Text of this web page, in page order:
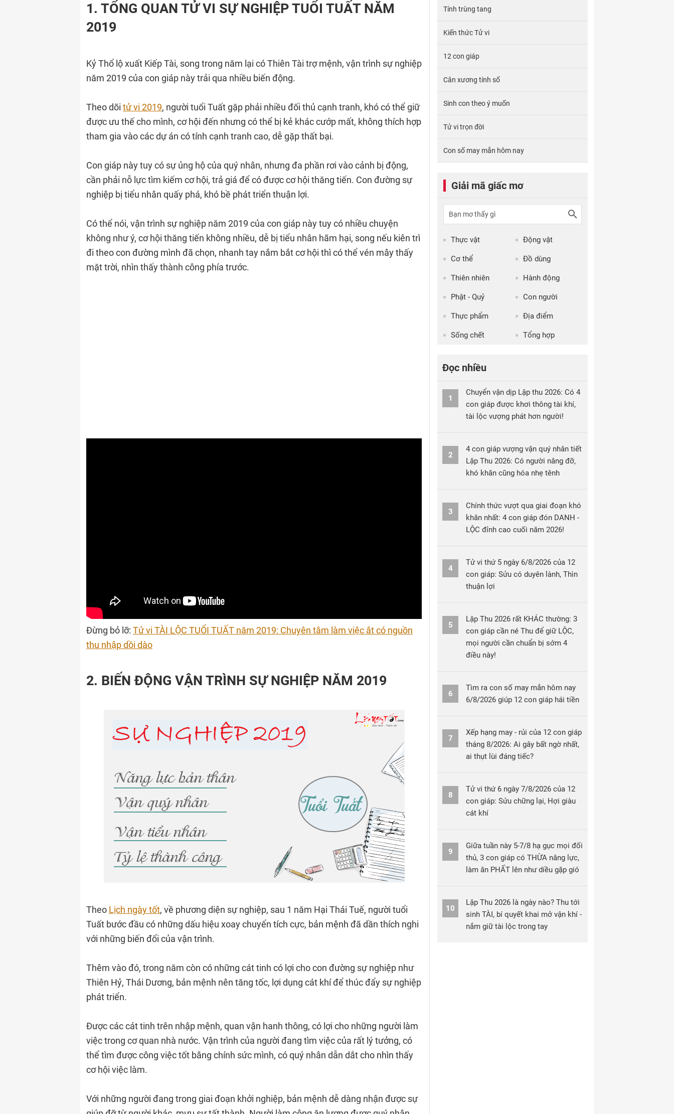
1. TỔNG QUAN TỬ VI SỰ NGHIỆP TUỔI TUẤT NĂM
2019
Kỷ Thổ lộ xuất Kiếp Tài, song trong năm lại có Thiên Tài trợ mệnh, vận trình sự nghiệp
năm 2019 của con giáp này trải qua nhiều biến động.
Theo dõi tử vi 2019, người tuổi Tuất gặp phải nhiều đối thủ cạnh tranh, khó có thể giữ
được ưu thế cho mình, cơ hội đến nhưng có thể bị kẻ khác cướp mất, không thích hợp
tham gia vào các dự án có tính cạnh tranh cao, dễ gặp thất bại.
Con giáp này tuy có sự ủng hộ của quý nhân, nhưng đa phần rơi vào cảnh bị động,
cần phải nỗ lực tìm kiếm cơ hội, trả giá để có được cơ hội thăng tiến. Con đường sự
nghiệp bị tiểu nhân quấy phá, khó bề phát triển thuận lợi.
Có thể nói, vận trình sự nghiệp năm 2019 của con giáp này tuy có nhiều chuyện
không như ý, cơ hội thăng tiến không nhiều, dễ bị tiểu nhân hãm hại, song nếu kiên trì
đi theo con đường mình đã chọn, nhanh tay nắm bắt cơ hội thì có thể vén mây thấy
mặt trời, nhìn thấy thành công phía trước.
Đừng bỏ lỡ: Tử vi TÀI LỘC TUỔI TUẤT năm 2019: Chuyên tâm làm việc ắt có nguồn
thu nhập dồi dào
2. BIẾN ĐỘNG VẬN TRÌNH SỰ NGHIỆP NĂM 2019
Theo Lịch ngày tốt, về phương diện sự nghiệp, sau 1 năm Hại Thái Tuế, người tuổi
Tuất bước đầu có những dấu hiệu xoay chuyển tích cực, bản mệnh đã dần thích nghi
với những biến đổi của vận trình.
Thêm vào đó, trong năm còn có những cát tinh có lợi cho con đường sự nghiệp như
Thiên Hỷ, Thái Dương, bản mệnh nên tăng tốc, lợi dụng cát khí để thúc đẩy sự nghiệp
phát triển.
Được các cát tinh trên nhập mệnh, quan vận hanh thông, có lợi cho những người làm
việc trong cơ quan nhà nước. Vận trình của người đang tìm việc của rất lý tưởng, có
thể tìm được công việc tốt bằng chính sức mình, có quý nhân dẫn dắt cho nhìn thấy
cơ hội việc làm.
Với những người đang trong giai đoạn khởi nghiệp, bản mệnh dễ dàng nhận được sự
Tính trùng tang
Kiến thức Tử vi
12 con giáp
Cân xương tính số
Sinh con theo ý muốn
Tử vi trọn đời
Con số may mắn hôm nay
Giải mã giấc mơ
Thực vật Động vật
Cơ thể Đồ dùng
Thiên nhiên Hành động
Phật - Quỷ Con người
Thực phẩm Địa điểm
Sống chết Tổng hợp
Đọc nhiều
1
Chuyển vận dịp Lập thu 2026: Có 4
con giáp được khơi thông tài khí,
tài lộc vượng phát hơn người!
2
4 con giáp vượng vận quý nhân tiết
Lập Thu 2026: Có người nâng đỡ,
khó khăn cũng hóa nhẹ tênh
3
Chính thức vượt qua giai đoạn khó
khăn nhất: 4 con giáp đón DANH -
LỘC đỉnh cao cuối năm 2026!
4
Tử vi thứ 5 ngày 6/8/2026 của 12
con giáp: Sửu có duyên lành, Thìn
thuận lợi
5
Lập Thu 2026 rất KHÁC thường: 3
con giáp cần né Thu để giữ LỘC,
mọi người cần chuẩn bị sớm 4
điều này!
6
Tìm ra con số may mắn hôm nay
6/8/2026 giúp 12 con giáp hái tiền
7
Xếp hạng may - rủi của 12 con giáp
tháng 8/2026: Ai gây bất ngờ nhất,
ai thụt lùi đáng tiếc?
8
Tử vi thứ 6 ngày 7/8/2026 của 12
con giáp: Sửu chững lại, Hợi giàu
cát khí
9
Giữa tuần này 5-7/8 hạ gục mọi đối
thủ, 3 con giáp có THỪA năng lực,
làm ăn PHẤT lên như diều gặp gió
10
Lập Thu 2026 là ngày nào? Thu tới
sinh TÀI, bí quyết khai mở vận khí -
nắm giữ tài lộc trong tay